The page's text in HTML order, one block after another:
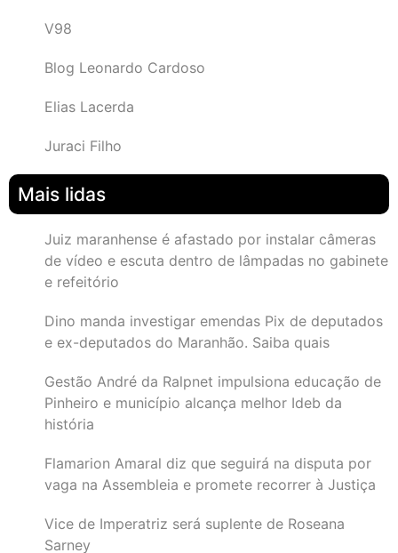
V98
Blog Leonardo Cardoso
Elias Lacerda
Juraci Filho
Mais lidas
Juiz maranhense é afastado por instalar câmeras
de vídeo e escuta dentro de lâmpadas no gabinete
e refeitório
Dino manda investigar emendas Pix de deputados
e ex-deputados do Maranhão. Saiba quais
Gestão André da Ralpnet impulsiona educação de
Pinheiro e município alcança melhor Ideb da
história
Flamarion Amaral diz que seguirá na disputa por
vaga na Assembleia e promete recorrer à Justiça
Vice de Imperatriz será suplente de Roseana
Sarney